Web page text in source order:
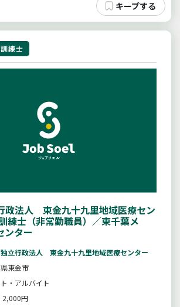
練士
政法人 東金九十九里地域医療セン
練士（非常勤職員）／東千葉メ
ンター
立行政法人 東金九十九里地域医療センター
東金市
・アルバイト
2,000円